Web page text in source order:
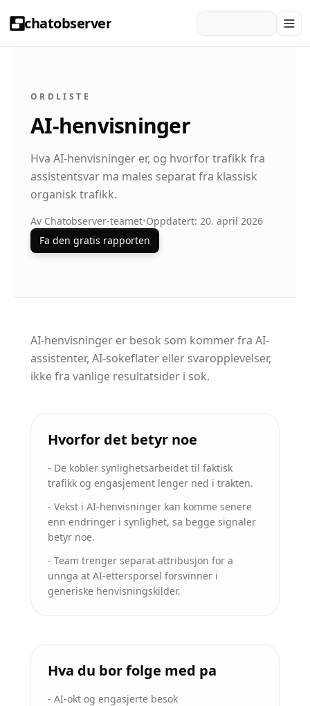
chatobserver
ORDLISTE
AI-henvisninger
Hva AI-henvisninger er, og hvorfor trafikk fra
assistentsvar ma males separat fra klassisk
organisk trafikk.
Av Chatobserver-teamet•Oppdatert: 20. april 2026
Fa den gratis rapporten
AI-henvisninger er besok som kommer fra AI-
assistenter, AI-sokeflater eller svaropplevelser,
ikke fra vanlige resultatsider i sok.
Hvorfor det betyr noe
- De kobler synlighetsarbeidet til faktisk
trafikk og engasjement lenger ned i trakten.
- Vekst i AI-henvisninger kan komme senere
enn endringer i synlighet, sa begge signaler
betyr noe.
- Team trenger separat attribusjon for a
unnga at AI-ettersporsel forsvinner i
generiske henvisningskilder.
Hva du bor folge med pa
- AI-okt og engasjerte besok